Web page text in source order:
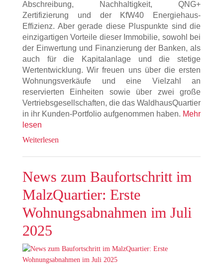
Abschreibung, Nachhaltigkeit, QNG+
Zertifizierung und der KfW40 Energiehaus-
Effizienz. Aber gerade diese Pluspunkte sind die
einzigartigen Vorteile dieser Immobilie, sowohl bei
der Einwertung und Finanzierung der Banken, als
auch für die Kapitalanlage und die stetige
Wertentwicklung. Wir freuen uns über die ersten
Wohnungsverkäufe und eine Vielzahl an
reservierten Einheiten sowie über zwei große
Vertriebsgesellschaften, die das WaldhausQuartier
in ihr Kunden-Portfolio aufgenommen haben. Mehr
lesen
Weiterlesen
News zum Baufortschritt im
MalzQuartier: Erste
Wohnungsabnahmen im Juli
2025